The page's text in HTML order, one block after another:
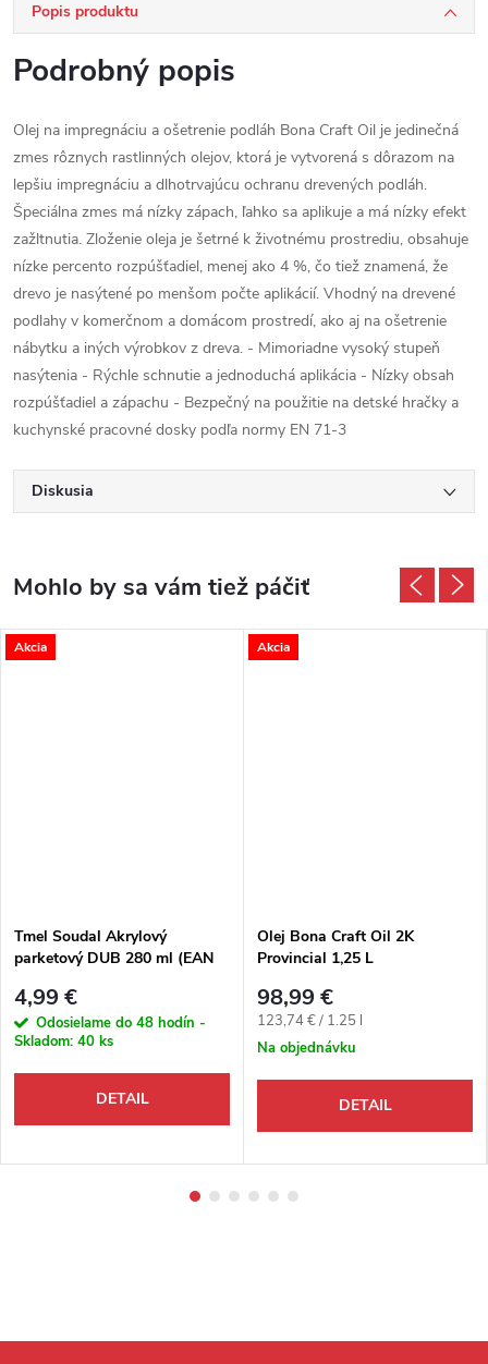
Popis produktu
Podrobný popis
Olej na impregnáciu a ošetrenie podláh Bona Craft Oil je jedinečná
zmes rôznych rastlinných olejov, ktorá je vytvorená s dôrazom na
lepšiu impregnáciu a dlhotrvajúcu ochranu drevených podláh.
Špeciálna zmes má nízky zápach, ľahko sa aplikuje a má nízky efekt
zažltnutia. Zloženie oleja je šetrné k životnému prostrediu, obsahuje
nízke percento rozpúšťadiel, menej ako 4 %, čo tiež znamená, že
drevo je nasýtené po menšom počte aplikácií. Vhodný na drevené
podlahy v komerčnom a domácom prostredí, ako aj na ošetrenie
nábytku a iných výrobkov z dreva. - Mimoriadne vysoký stupeň
nasýtenia - Rýchle schnutie a jednoduchá aplikácia - Nízky obsah
rozpúšťadiel a zápachu - Bezpečný na použitie na detské hračky a
kuchynské pracovné dosky podľa normy EN 71-3
Diskusia
Akcia
Tmel Soudal Akrylový
parketový DUB 280 ml (EAN
4,99 €
Odosielame do 48 hodín -
Skladom: 40 ks
DETAIL
Akcia
Olej Bona Craft Oil 2K
Provincial 1,25 L
98,99 €
Jednotková cena:
123,74 € / 1.25 l
Na objednávku
DETAIL